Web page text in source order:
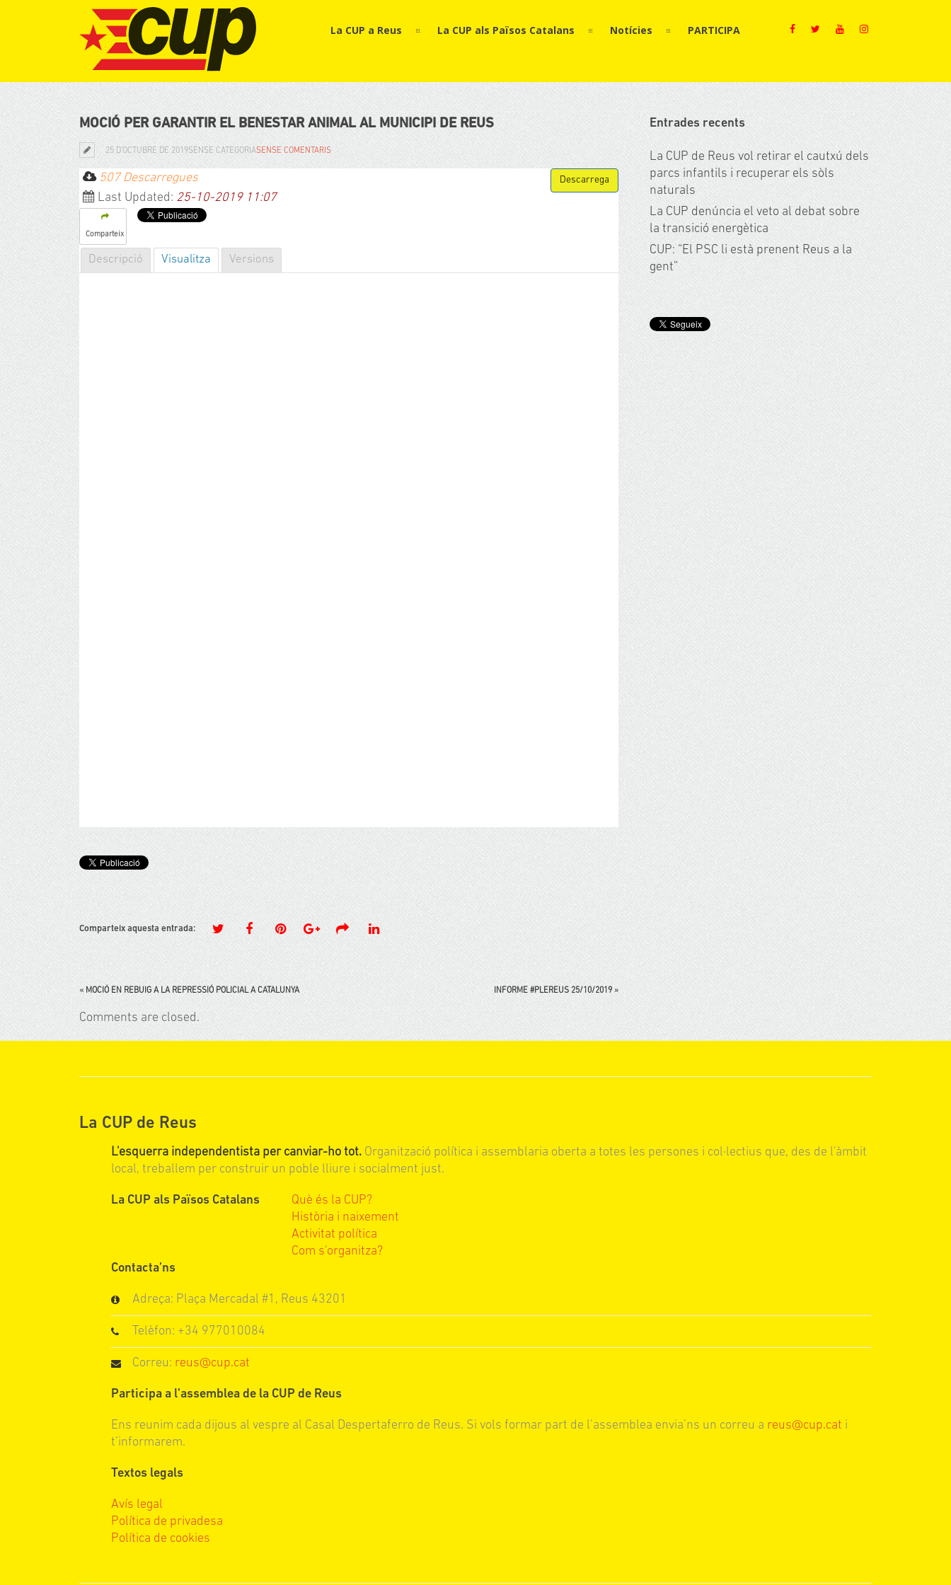
La CUP a Reus La CUP als Països Catalans Notícies PARTICIPA
MOCIÓ PER GARANTIR EL BENESTAR ANIMAL AL MUNICIPI DE REUS
25 D'OCTUBRE DE 2019SENSE CATEGORIASENSE COMENTARIS
507 Descarregues
Last Updated: 25-10-2019 11:07
Comparteix
Descripció Visualitza Versions
Comparteix aquesta entrada:
« MOCIÓ EN REBUIG A LA REPRESSIÓ POLICIAL A CATALUNYA INFORME #PLEREUS 25/10/2019»
Comments are closed.
Entrades recents
La CUP de Reus vol retirar el cautxú dels
parcs infantils i recuperar els sòls
naturals
La CUP denúncia el veto al debat sobre
la transició energètica
CUP: “El PSC li està prenent Reus a la
gent”
La CUP de Reus
L'esquerra independentista per canviar-ho tot.Organització política i assemblaria oberta a totes les persones i col·lectius que, des de l'àmbit
local, treballem per construir un poble lliure i socialment just.
La CUP als Països Catalans
Què és la CUP?
Història i naixement
Activitat política
Com s'organitza?
Contacta’ns
Adreça: Plaça Mercadal #1, Reus 43201
Telèfon: +34 977010084
Correu: reus@cup.cat
Participa a l’assemblea de la CUP de Reus
Ens reunim cada dijous al vespre al Casal Despertaferro de Reus. Si vols formar part de l’assemblea envia’ns un correu a reus@cup.cat i
t’informarem.
Textos legals
Avís legal
Política de privadesa
Política de cookies